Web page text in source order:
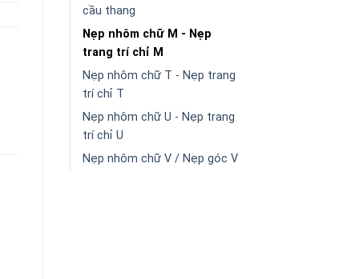
cầu thang
Nẹp nhôm chữ M - Nẹp
trang trí chỉ M
Nẹp nhôm chữ T - Nẹp trang
trí chỉ T
Nẹp nhôm chữ U - Nẹp trang
trí chỉ U
Nẹp nhôm chữ V / Nẹp góc V